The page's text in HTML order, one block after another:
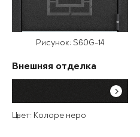
Рисунок: S60G-14
Внешняя отделка
Цвет: Колоре неро